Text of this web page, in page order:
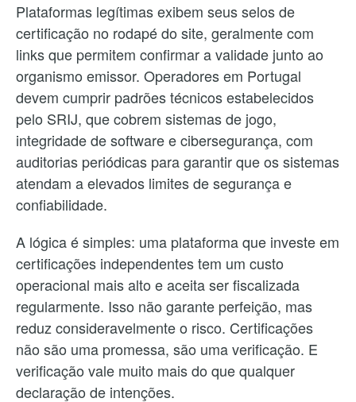
Plataformas legítimas exibem seus selos de
certificação no rodapé do site, geralmente com
links que permitem confirmar a validade junto ao
organismo emissor. Operadores em Portugal
devem cumprir padrões técnicos estabelecidos
pelo SRIJ, que cobrem sistemas de jogo,
integridade de software e cibersegurança, com
auditorias periódicas para garantir que os sistemas
atendam a elevados limites de segurança e
confiabilidade.
A lógica é simples: uma plataforma que investe em
certificações independentes tem um custo
operacional mais alto e aceita ser fiscalizada
regularmente. Isso não garante perfeição, mas
reduz consideravelmente o risco. Certificações
não são uma promessa, são uma verificação. E
verificação vale muito mais do que qualquer
declaração de intenções.